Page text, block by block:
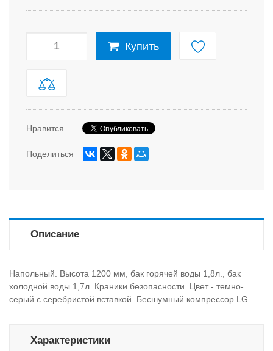
Купить
Нравится
Поделиться
Описание
Напольный. Высота 1200 мм, бак горячей воды 1,8л., бак
холодной воды 1,7л. Краники безопасности. Цвет - темно-
серый с серебристой вставкой. Бесшумный компрессор LG.
Характеристики